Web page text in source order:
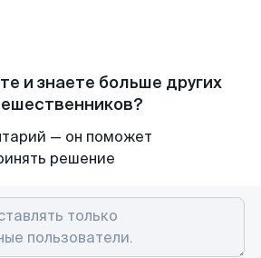
и знаете больше других
— он поможет
решение